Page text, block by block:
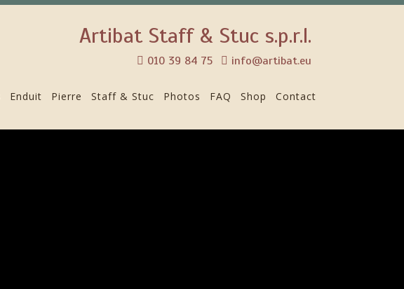
Artibat Staff & Stuc s.p.r.l.
010 39 84 75 info@artibat.eu
Enduit Pierre Staff & Stuc Photos FAQ Shop Contact